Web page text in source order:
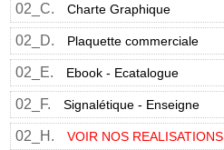
02_C. Charte Graphique
02_D. Plaquette commerciale
02_E. Ebook - Ecatalogue
02_F. Signalétique - Enseigne
02_H. VOIR NOS REALISATIONS